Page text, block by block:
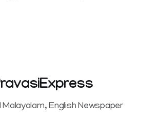
taken a new turn after Sangeetha
Malayalam, English Newspaper